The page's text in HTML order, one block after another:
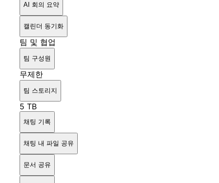
AI 회의 요약
캘린더 동기화
팀 및 협업
팀 구성원
무제한
팀 스토리지
5 TB
채팅 기록
채팅 내 파일 공유
문서 공유